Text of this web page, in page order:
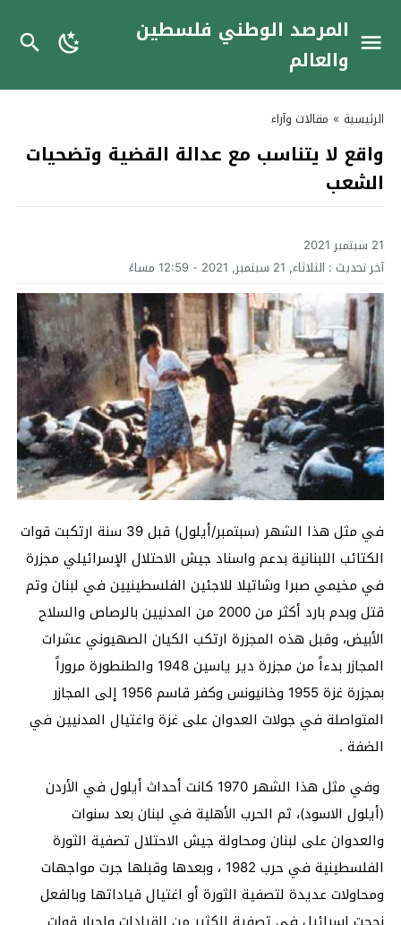
المرصد الوطني فلسطين
والعالم
الرئيسية » مقالات وآراء
واقع لا يتناسب مع عدالة القضية وتضحيات
الشعب
21 سبتمبر 2021
آخر تحديث : الثلاثاء, 21 سبتمبر, 2021 - 12:59 مساءً
في مثل هذا الشهر (سبتمبر/أيلول) قبل 39 سنة ارتكبت قوات
الكتائب اللبنانية بدعم واسناد جيش الاحتلال الإسرائيلي مجزرة
في مخيمي صبرا وشاتيلا للاجئين الفلسطينيين في لبنان وتم
قتل وبدم بارد أكثر من 2000 من المدنيين بالرصاص والسلاح
الأبيض، وقبل هذه المجزرة ارتكب الكيان الصهيوني عشرات
المجازر بدءاً من مجزرة دير ياسين 1948 والطنطورة مروراً
بمجزرة غزة 1955 وخانيونس وكفر قاسم 1956 إلى المجازر
المتواصلة في جولات العدوان على غزة واغتيال المدنيين في
الضفة .
وفي مثل هذا الشهر 1970 كانت أحداث أيلول في الأردن
(أيلول الاسود)، ثم الحرب الأهلية في لبنان بعد سنوات
والعدوان على لبنان ومحاولة جيش الاحتلال تصفية الثورة
الفلسطينية في حرب 1982 ، وبعدها وقبلها جرت مواجهات
ومحاولات عديدة لتصفية الثورة أو اغتيال قياداتها وبالفعل